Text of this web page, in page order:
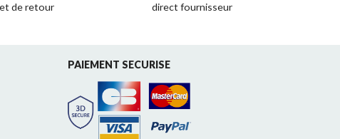
et de retour
direct fournisseur
PAIEMENT SECURISE